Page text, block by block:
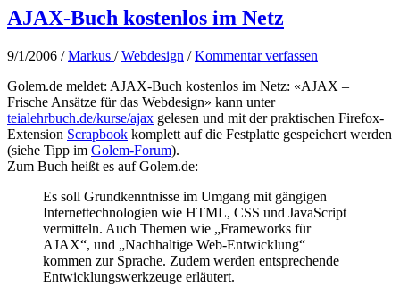
AJAX-Buch kostenlos im Netz
9/1/2006 /Markus /Webdesign /Kommentar verfassen
Golem.de meldet: AJAX-Buch kostenlos im Netz: «AJAX –
Frische Ansätze für das Webdesign» kann unter
teialehrbuch.de/kurse/ajax gelesen und mit der praktischen Firefox-
Extension Scrapbook komplett auf die Festplatte gespeichert werden
(siehe Tipp im Golem-Forum).
Zum Buch heißt es auf Golem.de:
Es soll Grundkenntnisse im Umgang mit gängigen
Internettechnologien wie HTML, CSS und JavaScript
vermitteln. Auch Themen wie „Frameworks für
AJAX“, und „Nachhaltige Web-Entwicklung“
kommen zur Sprache. Zudem werden entsprechende
Entwicklungswerkzeuge erläutert.